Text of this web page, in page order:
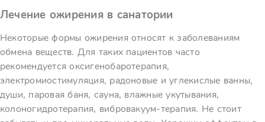
Лечение ожирения в санатории
Некоторые формы ожирения относят к заболеваниям
обмена веществ. Для таких пациентов часто
рекомендуется оксигенобаротерапия,
электромиостимуляция, радоновые и углекислые ванны,
души, паровая баня, сауна, влажные укутывания,
колоногидротерапия, вибровакуум-терапия. Не стоит